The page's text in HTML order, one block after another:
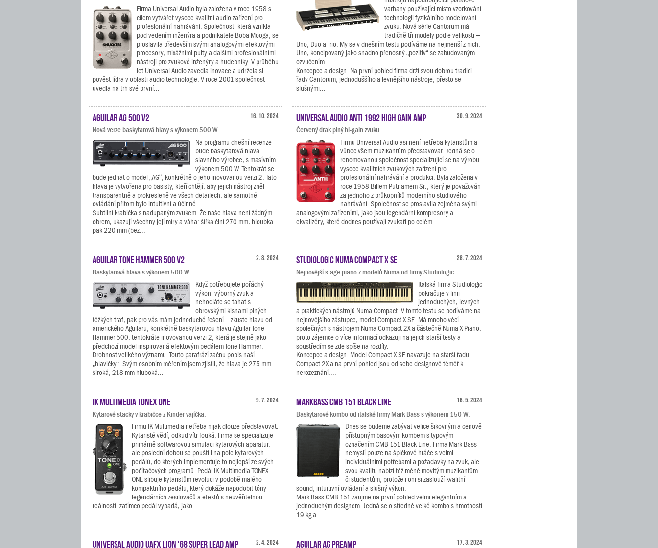
Firma Universal Audio byla založena v roce 1958 s
cílem vytvářet vysoce kvalitní audio zařízení pro
profesionální nahrávání. Společnost, která vznikla
pod vedením inženýra a podnikatele Boba Mooga, se
proslavila především svými analogovými efektovými
procesory, mixážními pulty a dalšími profesionálními
nástroji pro zvukové inženýry a hudebníky. V průběhu
let Universal Audio zavedla inovace a udržela si
pověst lídra v oblasti audio technologie. V roce 2001 společnost
uvedla na trh své první...
varhany používající místo vzorkování
technologii fyzikálního modelování
zvuku. Nová série Cantorum má
tradičně tři modely podle velikosti –
Uno, Duo a Trio. My se v dnešním testu podíváme na nejmenší z nich,
Uno, koncipovaný jako snadno přenosný „pozitiv“ se zabudovaným
ozvučením.
Koncepce a design. Na první pohled firma drží svou dobrou tradici
řady Cantorum, jednoduššího a levnějšího nástroje, přesto se
slušnými...
16. 10. 2024
Aguilar AG 500 V2
Nová verze baskytarová hlavy s výkonem 500 W.
Na programu dnešní recenze
bude baskytarová hlava
slavného výrobce, s masívním
výkonem 500 W. Tentokrát se
bude jednat o model „AG“, konkrétně o jeho inovovanou verzi 2. Tato
hlava je vytvořena pro basisty, kteří chtějí, aby jejich nástroj zněl
transparentně a prokresleně ve všech detailech, ale samotné
ovládání přitom bylo intuitivní a účinné.
Subtilní krabička s nadupaným zvukem. Že naše hlava není žádným
obrem, ukazují všechny její míry a váha: šířka činí 270 mm, hloubka
pak 220 mm (bez...
30. 9. 2024
Universal Audio ANTI 1992 High Gain Amp
Červený drak plný hi-gain zvuku.
Firmu Universal Audio asi není netřeba kytaristům a
vůbec všem muzikantům představovat. Jedná se o
renomovanou společnost specializující se na výrobu
vysoce kvalitních zvukových zařízení pro
profesionální nahrávání a produkci. Byla založena v
roce 1958 Billem Putnamem Sr., který je považován
za jednoho z průkopníků moderního studiového
nahrávání. Společnost se proslavila zejména svými
analogovými zařízeními, jako jsou legendární kompresory a
ekvalizéry, které dodnes používají zvukaři po celém...
2. 8. 2024
Aguilar Tone Hammer 500 V2
Baskytarová hlava s výkonem 500 W.
Když potřebujete pořádný
výkon, výborný zvuk a
nehodláte se tahat s
obrovskými kisnami plných
těžkých traf, pak pro vás mám jednoduché řešení – zkuste hlavu od
amerického Aguilaru, konkrétně baskytarovou hlavu Aguilar Tone
Hammer 500, tentokráte inovovanou verzi 2, která je stejně jako
předchozí model inspirovaná efektovým pedálem Tone Hammer.
Drobnost velikého významu. Touto parafrází začnu popis naší
„hlavičky“. Svým osobním měřením jsem zjistil, že hlava je 275 mm
široká, 218 mm hluboká...
28. 7. 2024
Studiologic Numa Compact X SE
Nejnovější stage piano z modelů Numa od firmy Studiologic.
Italská firma Studiologic
pokračuje v linii
jednoduchých, levných
a praktických nástrojů Numa Compact. V tomto testu se podíváme na
nejnovějšího zástupce, model Compact X SE. Má mnoho věcí
společných s nástrojem Numa Compact 2X a částečně Numa X Piano,
proto zájemce o více informací odkazuji na jejich starší testy a
soustředím se zde spíše na rozdíly.
Koncepce a design. Model Compact X SE navazuje na starší řadu
Compact 2X a na první pohled jsou od sebe designově téměř k
nerozeznání....
9. 7. 2024
IK Multimedia TONEX ONE
Kytarové stacky v krabičce z Kinder vajíčka.
Firmu IK Multimedia netřeba nijak dlouze představovat.
Kytaristé vědí, odkud vítr fouká. Firma se specializuje
primárně softwarovou simulaci kytarových aparatur,
ale poslední dobou se pouští i na pole kytarových
pedálů, do kterých implementuje to nejlepší ze svých
počítačových programů. Pedál IK Multimedia TONEX
ONE slibuje kytaristům revoluci v podobě malého
kompaktního pedálu, který dokáže napodobit tóny
legendárních zesilovačů a efektů s neuvěřitelnou
reálností, zatímco pedál vypadá, jako...
16. 5. 2024
Markbass CMB 151 Black Line
Baskytarové kombo od italské firmy Mark Bass s výkonem 150 W.
Dnes se budeme zabývat velice šikovným a cenově
přístupným basovým kombem s typovým
označením CMB 151 Black Line. Firma Mark Bass
nemyslí pouze na špičkové hráče s velmi
individuálními potřebami a požadavky na zvuk, ale
svou kvalitu nabízí též méně movitým muzikantům
či studentům, protože i oni si zaslouží kvalitní
sound, intuitivní ovládaní a slušný výkon.
Mark Bass CMB 151 zaujme na první pohled velmi elegantním a
jednoduchým designem. Jedná se o středně velké kombo s hmotností
19 kg a...
2. 4. 2024
Universal Audio UAFX Lion '68 Super Lead Amp 17. 3. 2024
Aguilar AG Preamp